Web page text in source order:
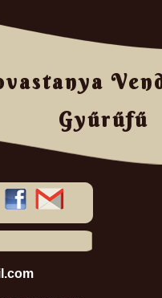
Gyűrűfű